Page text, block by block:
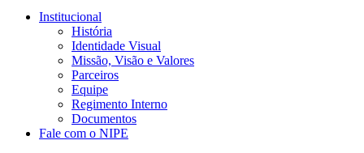
Institucional
História
Identidade Visual
Missão, Visão e Valores
Parceiros
Equipe
Regimento Interno
Documentos
Fale com o NIPE